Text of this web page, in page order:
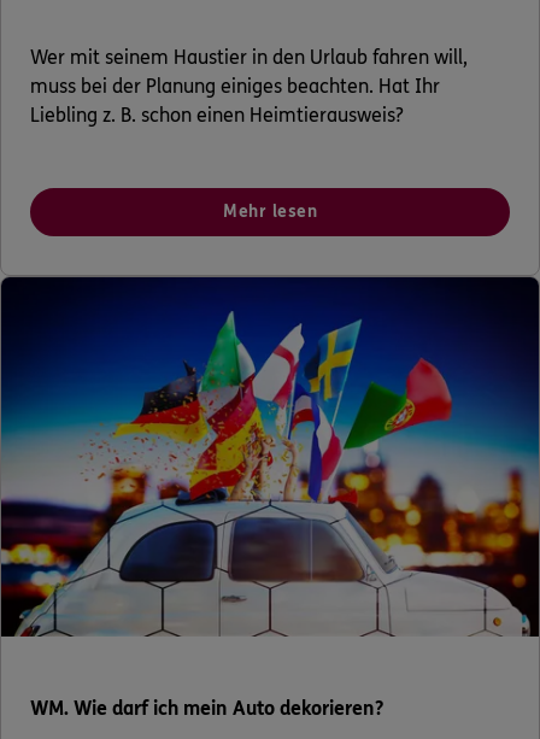
Wer mit seinem Haustier in den Urlaub fahren will,
muss bei der Planung einiges beachten. Hat Ihr
Liebling z. B. schon einen Heimtierausweis?
Mehr lesen
WM. Wie darf ich mein Auto dekorieren?